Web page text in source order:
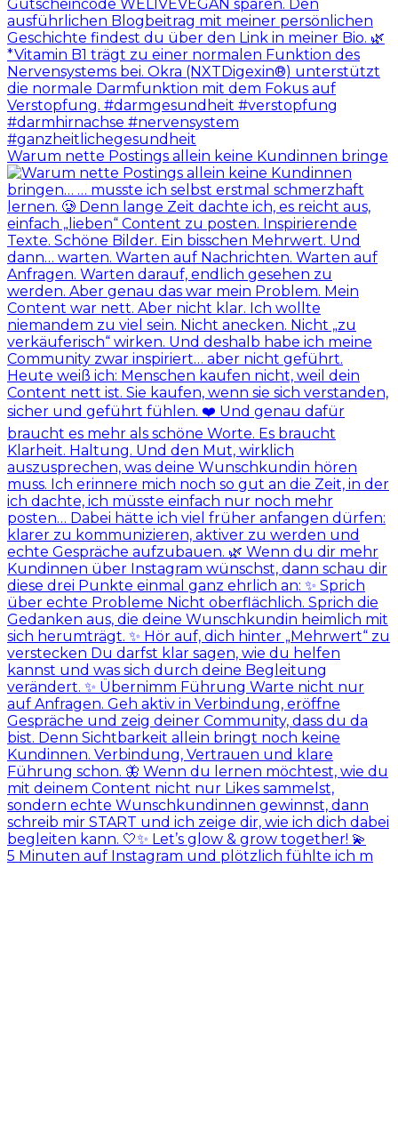
Warum nette Postings allein keine Kundinnen bringe
5 Minuten auf Instagram und plötzlich fühlte ich m